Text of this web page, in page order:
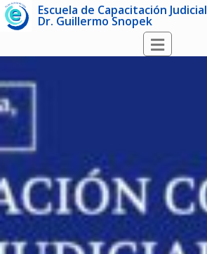
Escuela de Capacitación Judicial
Dr. Guillermo Snopek